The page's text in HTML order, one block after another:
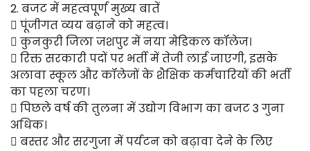
2. बजट में महत्वपूर्ण मुख्य बातें
 पूंजीगत व्यय बढ़ाने को महत्व।
 कुनकुरी जिला जशपुर में नया मेडिकल कॉलेज।
 रिक्त सरकारी पदों पर भर्ती में तेजी लाई जाएगी, इसके
अलावा स्कूल और कॉलेजों के शैक्षिक कर्मचारियों की भर्ती
का पहला चरण।
 पिछले वर्ष की तुलना में उद्योग विभाग का बजट 3 गुना
अधिक।
 बस्तर और सरगुजा में पर्यटन को बढ़ावा देने के लिए